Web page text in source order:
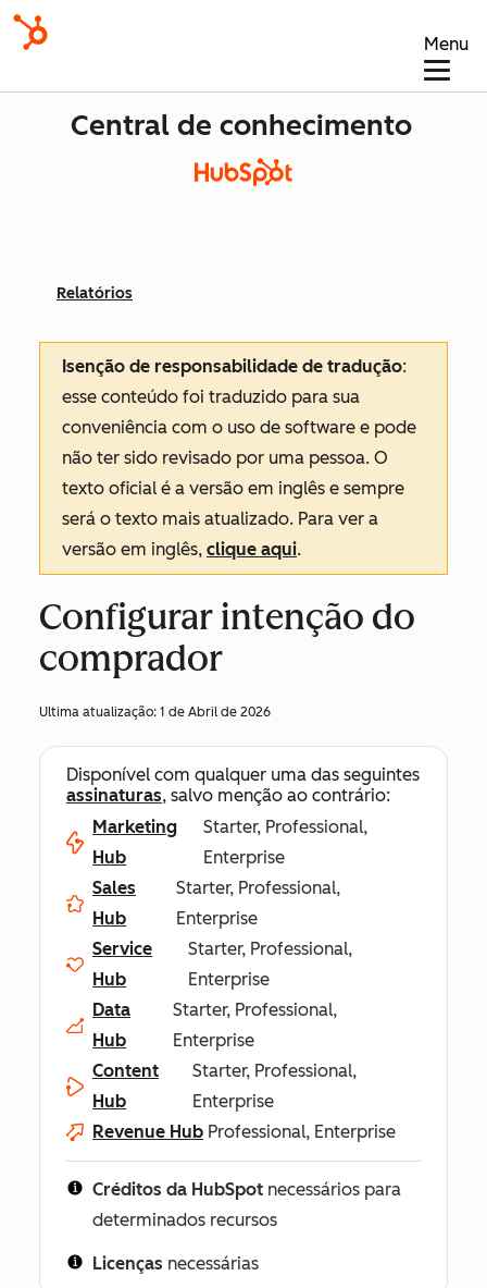
Menu
Central de conhecimento
Relatórios
Isenção de responsabilidade de tradução:
esse conteúdo foi traduzido para sua
conveniência com o uso de software e pode
não ter sido revisado por uma pessoa. O
texto oficial é a versão em inglês e sempre
será o texto mais atualizado. Para ver a
versão em inglês, clique aqui.
Configurar intenção do
comprador
Ultima atualização: 1 de Abril de 2026
Disponível com qualquer uma das seguintes
assinaturas, salvo menção ao contrário:
Marketing
Hub
Starter, Professional,
Enterprise
Sales
Hub
Starter, Professional,
Enterprise
Service
Hub
Starter, Professional,
Enterprise
Data
Hub
Starter, Professional,
Enterprise
Content
Hub
Starter, Professional,
Enterprise
Revenue Hub Professional, Enterprise
Créditos da HubSpot necessários para
determinados recursos
Licenças necessárias